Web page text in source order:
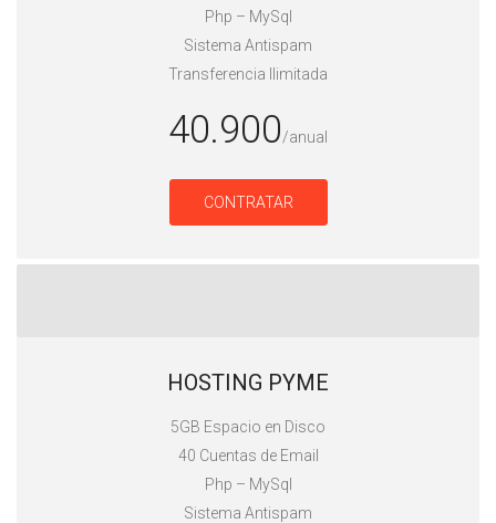
Php – MySql
Sistema Antispam
Transferencia Ilimitada
40.900/anual
CONTRATAR
HOSTING PYME
5GB Espacio en Disco
40 Cuentas de Email
Php – MySql
Sistema Antispam